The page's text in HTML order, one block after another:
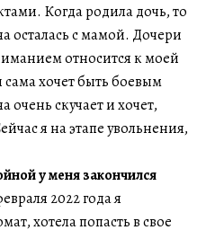
Когда родила дочь, то
осталась с мамой. Дочери
относится к моей
сама хочет быть боевым
скучает и хочет,
я на этапе увольнения,
у меня закончился
2022 года я
хотела попасть в свое